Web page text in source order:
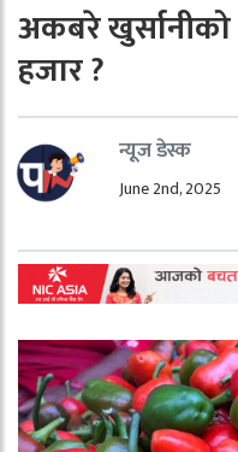
अकबरे
हजार ?
न्यूज डेस्क
June 2nd, 2025